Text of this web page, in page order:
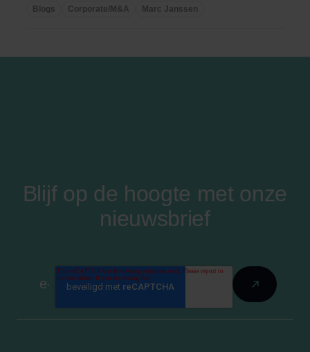
bevestigt ...
Blogs Corporate/M&A Marc Janssen
Blijf op de hoogte met onze
nieuwsbrief